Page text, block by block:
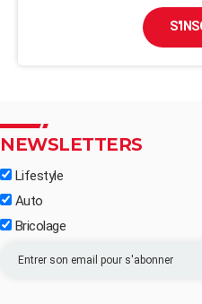
NEWSLETTERS
Lifestyle
Auto
Bricolage